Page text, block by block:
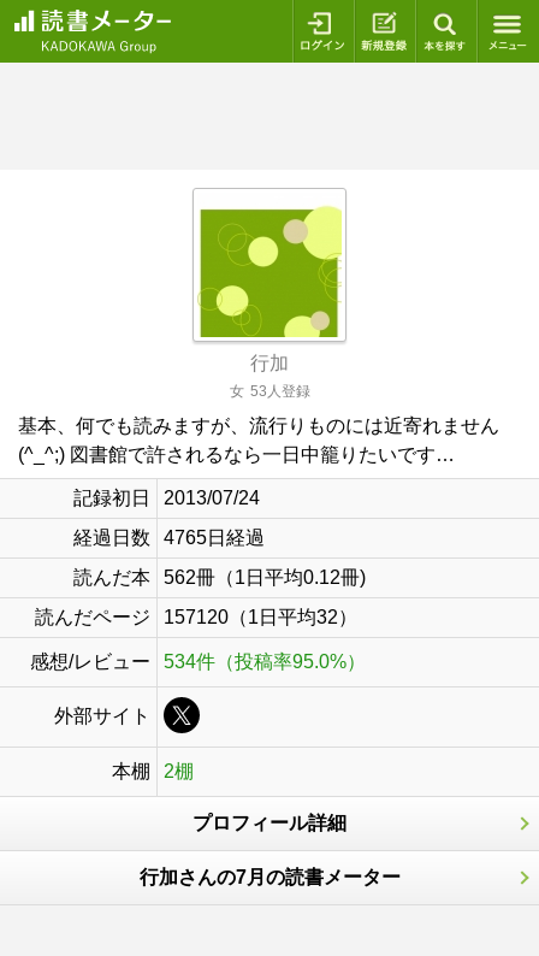
ログイン 新規登録
行加
女 53人登録
基本、何でも読みますが、流行りものには近寄れません
(^_^;) 図書館で許されるなら一日中籠りたいです…
記録初日
2013/07/24
経過日数
4765日経過
読んだ本
562冊（1日平均0.12冊)
読んだページ
157120（1日平均32）
感想/レビュー 534件（投稿率95.0%）
外部サイト
本棚 2棚
プロフィール詳細
行加さんの7月の読書メーター